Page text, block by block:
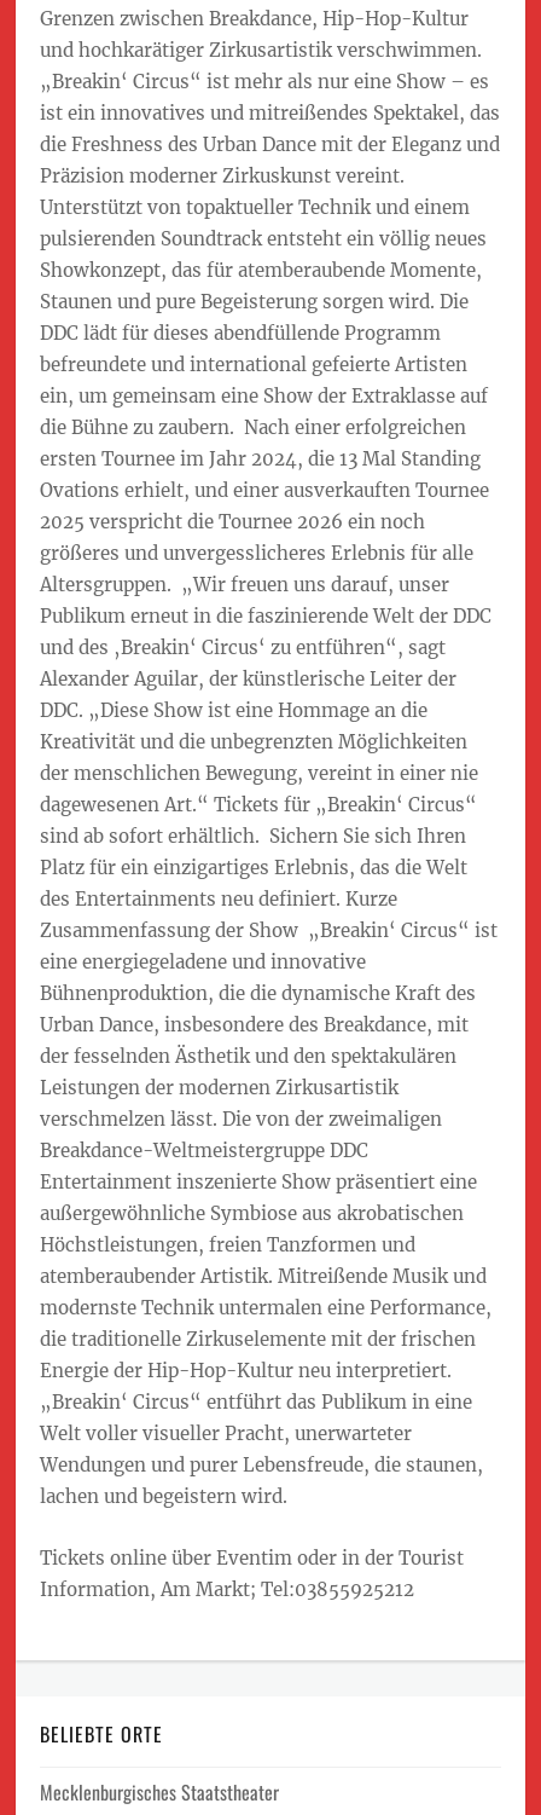
Grenzen zwischen Breakdance, Hip-Hop-Kultur
und hochkarätiger Zirkusartistik verschwimmen.
„Breakin‘ Circus“ ist mehr als nur eine Show – es
ist ein innovatives und mitreißendes Spektakel, das
die Freshness des Urban Dance mit der Eleganz und
Präzision moderner Zirkuskunst vereint.
Unterstützt von topaktueller Technik und einem
pulsierenden Soundtrack entsteht ein völlig neues
Showkonzept, das für atemberaubende Momente,
Staunen und pure Begeisterung sorgen wird. Die
DDC lädt für dieses abendfüllende Programm
befreundete und international gefeierte Artisten
ein, um gemeinsam eine Show der Extraklasse auf
die Bühne zu zaubern. Nach einer erfolgreichen
ersten Tournee im Jahr 2024, die 13 Mal Standing
Ovations erhielt, und einer ausverkauften Tournee
2025 verspricht die Tournee 2026 ein noch
größeres und unvergesslicheres Erlebnis für alle
Altersgruppen. „Wir freuen uns darauf, unser
Publikum erneut in die faszinierende Welt der DDC
und des ‚Breakin‘ Circus‘ zu entführen“, sagt
Alexander Aguilar, der künstlerische Leiter der
DDC. „Diese Show ist eine Hommage an die
Kreativität und die unbegrenzten Möglichkeiten
der menschlichen Bewegung, vereint in einer nie
dagewesenen Art.“ Tickets für „Breakin‘ Circus“
sind ab sofort erhältlich. Sichern Sie sich Ihren
Platz für ein einzigartiges Erlebnis, das die Welt
des Entertainments neu definiert. Kurze
Zusammenfassung der Show „Breakin‘ Circus“ ist
eine energiegeladene und innovative
Bühnenproduktion, die die dynamische Kraft des
Urban Dance, insbesondere des Breakdance, mit
der fesselnden Ästhetik und den spektakulären
Leistungen der modernen Zirkusartistik
verschmelzen lässt. Die von der zweimaligen
Breakdance-Weltmeistergruppe DDC
Entertainment inszenierte Show präsentiert eine
außergewöhnliche Symbiose aus akrobatischen
Höchstleistungen, freien Tanzformen und
atemberaubender Artistik. Mitreißende Musik und
modernste Technik untermalen eine Performance,
die traditionelle Zirkuselemente mit der frischen
Energie der Hip-Hop-Kultur neu interpretiert.
„Breakin‘ Circus“ entführt das Publikum in eine
Welt voller visueller Pracht, unerwarteter
Wendungen und purer Lebensfreude, die staunen,
lachen und begeistern wird.
Tickets online über Eventim oder in der Tourist
Information, Am Markt; Tel:03855925212
BELIEBTE ORTE
Mecklenburgisches Staatstheater